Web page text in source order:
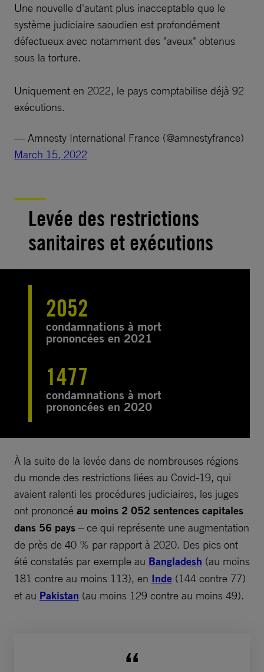
Une nouvelle d'autant plus inacceptable que le
système judiciaire saoudien est profondément
défectueux avec notamment des "aveux" obtenus
sous la torture.
Uniquement en 2022, le pays comptabilise déjà 92
exécutions.
— Amnesty International France (@amnestyfrance)
March 15, 2022
Levée des restrictions
sanitaires et exécutions
2052
condamnations à mort
prononcées en 2021
1477
condamnations à mort
prononcées en 2020
À la suite de la levée dans de nombreuses régions
du monde des restrictions liées au Covid-19, qui
avaient ralenti les procédures judiciaires, les juges
ont prononcé au moins 2 052 sentences capitales
dans 56 pays – ce qui représente une augmentation
de près de 40 % par rapport à 2020. Des pics ont
été constatés par exemple au Bangladesh (au moins
181 contre au moins 113), en Inde (144 contre 77)
et au Pakistan (au moins 129 contre au moins 49).